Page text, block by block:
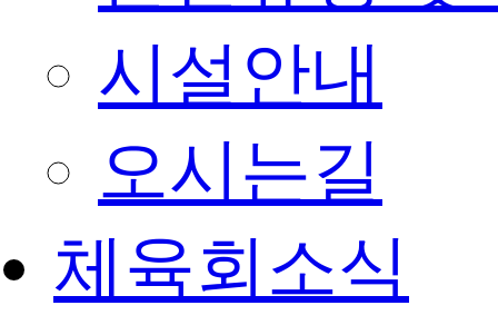
시설안내
오시는길
체육회소식